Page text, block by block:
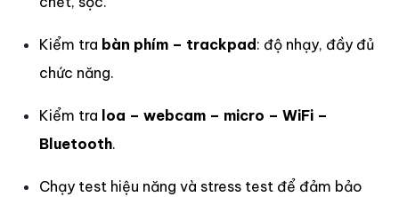
Kiểm tra bàn phím – trackpad : độ nhạy, đầy đủ
chức năng.
Kiểm tra loa – webcam – micro – WiFi –
Bluetooth.
Chạy test hiệu năng và stress test để đảm bảo